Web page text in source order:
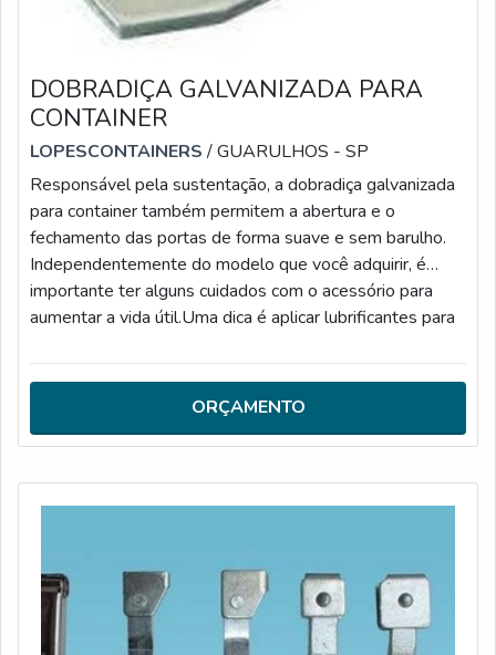
DOBRADIÇA GALVANIZADA PARA
CONTAINER
LOPESCONTAINERS/ GUARULHOS - SP
Responsável pela sustentação, a dobradiça galvanizada
para container também permitem a abertura e o
fechamento das portas de forma suave e sem barulho.
Independentemente do modelo que você adquirir, é
importante ter alguns cuidados com o acessório para
aumentar a vida útil.Uma dica é aplicar lubrificantes para
fabricante, a periodicidade indicada para o modelo de
dobradiça.MAIS INFORMAÇÕES SOBRE O
PRODUTOAs dobradiças possuem acabamentos especí
ORÇAMENTO